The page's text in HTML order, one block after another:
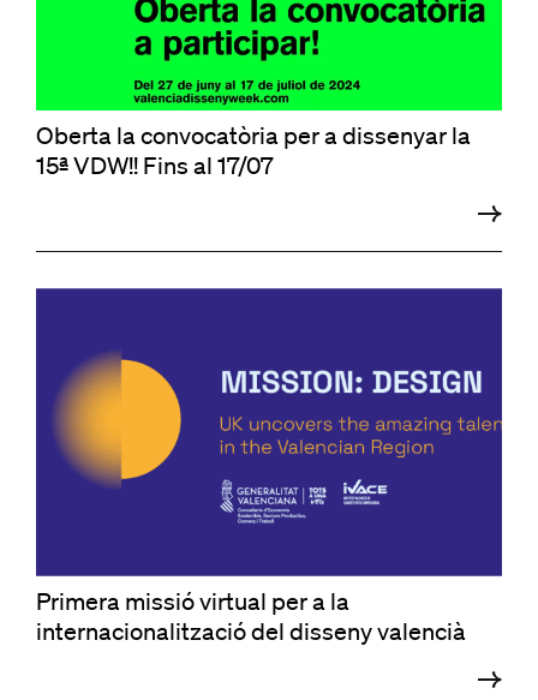
Oberta la convocatòria per a dissenyar la
15ª VDW!! Fins al 17/07
Primera missió virtual per a la
internacionalització del disseny valencià